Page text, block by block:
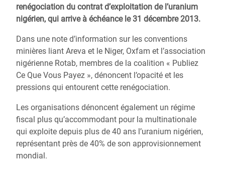
renégociation du contrat d’exploitation de l’uranium
nigérien, qui arrive à échéance le 31 décembre 2013.
Dans une note d’information sur les conventions
minières liant Areva et le Niger, Oxfam et l’association
nigérienne Rotab, membres de la coalition « Publiez
Ce Que Vous Payez », dénoncent l’opacité et les
pressions qui entourent cette renégociation.
Les organisations dénoncent également un régime
fiscal plus qu’accommodant pour la multinationale
qui exploite depuis plus de 40 ans l’uranium nigérien,
représentant près de 40% de son approvisionnement
mondial.